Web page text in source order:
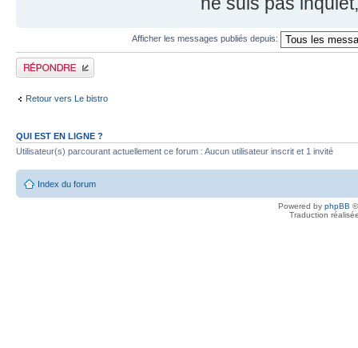
Afficher les messages publiés depuis:
Publier une réponse
Retour vers Le bistro
QUI EST EN LIGNE ?
Utilisateur(s) parcourant actuellement ce forum : Aucun utilisateur inscrit et 1 invité
Index du forum
Powered by phpBB
Traduction